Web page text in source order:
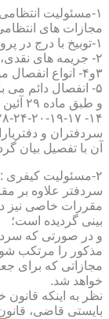
مجازات های انتظامی را
۱-توبیخ با درج در پرونده،
۲- جریمه های نقدی،
۳و۴- انواع انفصال موقت
۵- انفصال دائم می باشد
آن با تفصیل بیان
۲-مسئولیت کیفری :
سردفتر علاوه بر
بینی گردیده است؛
و در صورتی که
مذکور را مرتکب
مجازاتی که برای
خواهد شد.
نظر به اینکه قانون
بایستی قاضی،